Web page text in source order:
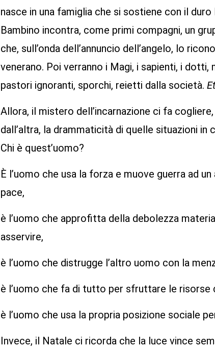
nasce in una famiglia che si sostiene con il
Bambino incontra, come primi compagni, un
che, sull’onda dell’annuncio dell’angelo, lo
venerano. Poi verranno i Magi, i sapienti, i
pastori ignoranti, sporchi, reietti dalla società.
Allora, il mistero dell’incarnazione ci fa
dall’altra, la drammaticità di quelle situazioni in
Chi è quest’uomo?
È l’uomo che usa la forza e muove guerra ad
pace,
è l’uomo che approfitta della debolezza
asservire,
è l’uomo che distrugge l’altro uomo con la
è l’uomo che fa di tutto per sfruttare le risorse
è l’uomo che usa la propria posizione sociale
Invece, il Natale ci ricorda che la luce vince